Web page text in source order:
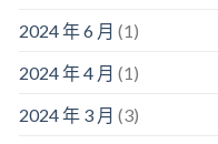
2024 年 6 月 (1)
2024 年 4 月 (1)
2024 年 3 月 (3)